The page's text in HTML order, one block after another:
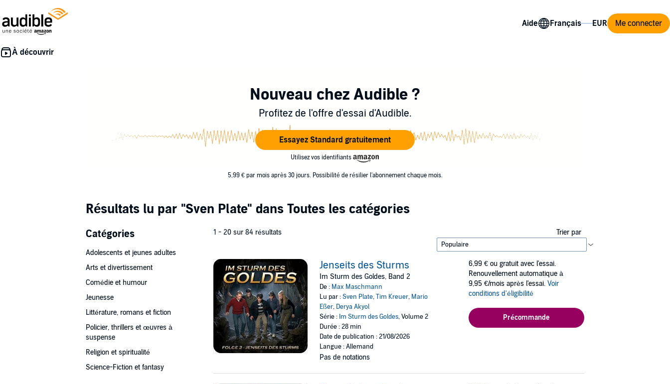
Aide Me connecter
Nouveau chez Audible ?
Profitez de l'offre d'essai d'Audible.
Essayez Standard gratuitement
Utilisez vos identifiants
5,99 € par mois après 30 jours. Possibilité de résilier l'abonnement chaque mois.
Résultats lu par "Sven Plate" dans Toutes les catégories
Catégories
Adolescents et jeunes adultes
Arts et divertissement
Comédie et humour
Jeunesse
Littérature, romans et fiction
Policier, thrillers et œuvres à
suspense
Religion et spiritualité
Science-Fiction et fantasy
1 - 20 sur 84 résultats Trier par
Jenseits des Sturms
Im Sturm des Goldes, Band 2
De : Max Maschmann
Lu par :Sven Plate,Tim Kreuer, Mario
Eßer, Derya Akyol
Série : Im Sturm des Goldes, Volume 2
Durée : 28 min
Date de publication : 21/08/2026
Langue : Allemand
Pas de notations
6,99 € ou gratuit avec l'essai.
Renouvellement automatique à
9,95 €/mois après l'essai. Voir
conditions d'éligibilité
Précommande